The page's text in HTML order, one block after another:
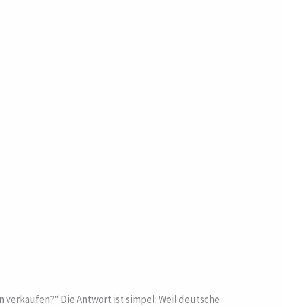
Die Antwort ist simpel: Weil deutsche